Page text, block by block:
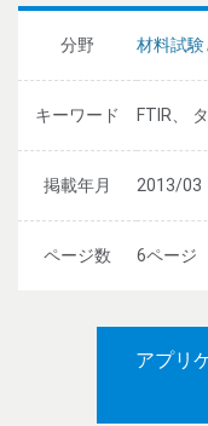
分野 材料試
キーワード FTIR、
掲載年月 2013/03
ページ数 6ページ
アプリ